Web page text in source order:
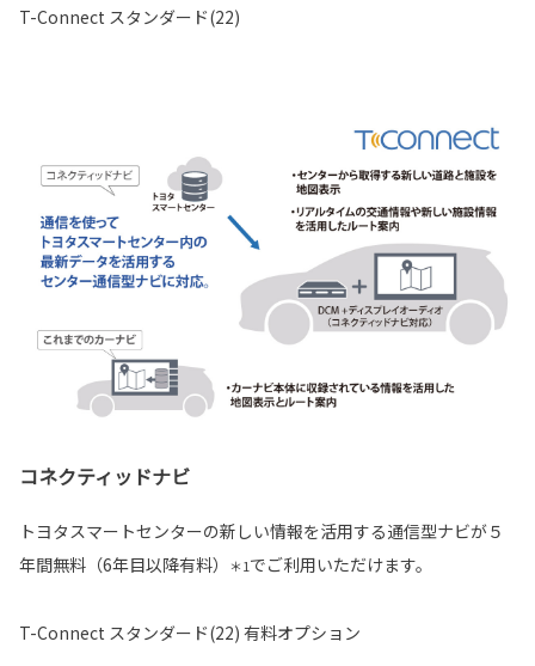
T-Connect スタンダード(22)
コネクティッドナビ
トヨタスマートセンターの新しい情報を活用する通信型ナビが５
年間無料（6年目以降有料）
＊1でご利用いただけます。
T-Connect スタンダード(22) 有料オプション